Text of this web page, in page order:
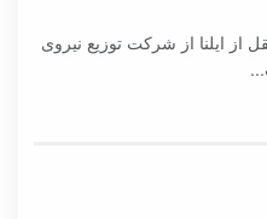
از ایلنا از شرکت توزیع نیروی